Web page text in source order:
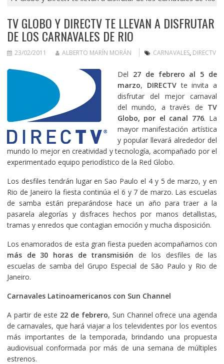
TV GLOBO Y DIRECTV TE LLEVAN A DISFRUTAR
DE LOS CARNAVALES DE RIO
23/02/2011 ALBERTO MARÍN MORÁN CARNAVALES, DIRECTV
Del 27 de febrero al 5 de
marzo, DIRECTVte invita a
disfrutar del mejor carnaval
del mundo, a través de TV
Globo, por el canal 776. La
mayor manifestación artística
y popular llevará alrededor del
mundo lo mejor en creatividad y tecnología, acompañado por el
experimentado equipo periodístico de la Red Globo.
Los desfiles tendrán lugar en Sao Paulo el 4 y 5 de marzo, y en
Rio de Janeiro la fiesta continúa el 6 y 7 de marzo. Las escuelas
de samba están preparándose hace un año para traer a la
pasarela alegorías y disfraces hechos por manos detallistas,
tramas y enredos que contagian emoción y mucha disposición.
Los enamorados de esta gran fiesta pueden acompañarnos con
más de 30 horas de transmisión de los desfiles de las
escuelas de samba del Grupo Especial de São Paulo y Rio de
Janeiro.
Carnavales Latinoamericanos con Sun Channel
A partir de este 22 de febrero, Sun Channel ofrece una agenda
de carnavales, que hará viajar a los televidentes por los eventos
más importantes de la temporada, brindando una propuesta
audiovisual conformada por más de una semana de múltiples
estrenos.